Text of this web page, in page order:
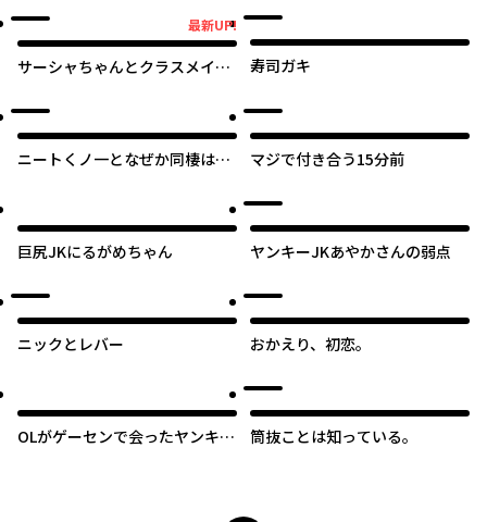
最新UP!
サーシャちゃんとクラスメイト
寿司ガキ
ニートくノ一となぜか同棲はじ
マジで付き合う15分前
巨尻JKにるがめちゃん ヤンキーJKあやかさんの弱点
ニックとレバー おかえり、初恋。
OLがゲーセンで会ったヤンキー
筒抜ことは知っている。